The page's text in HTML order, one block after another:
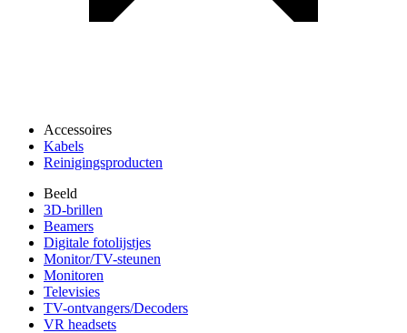
Accessoires
Kabels
Reinigingsproducten
Beeld
3D-brillen
Beamers
Digitale fotolijstjes
Monitor/TV-steunen
Monitoren
Televisies
TV-ontvangers/Decoders
VR headsets